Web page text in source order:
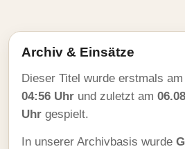
Archiv & Einsätze
Dieser Titel wurde erstmals am
04:56 Uhr und zuletzt am
Uhr gespielt.
In unserer Archivbasis wurde